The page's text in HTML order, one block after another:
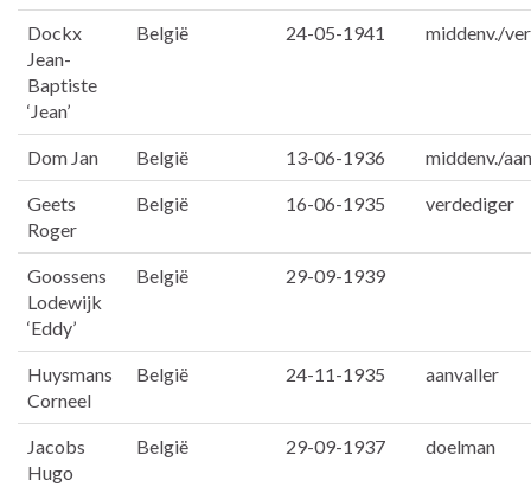
Dockx
Jean-
Baptiste
‘Jean’
België 24-05-1941 middenv./
Dom Jan België 13-06-1936 middenv./
Geets
Roger
België 16-06-1935 verdediger
Goossens
Lodewijk
‘Eddy’
België 29-09-1939
Huysmans
Corneel
België 24-11-1935 aanvaller
Jacobs
Hugo
België 29-09-1937 doelman